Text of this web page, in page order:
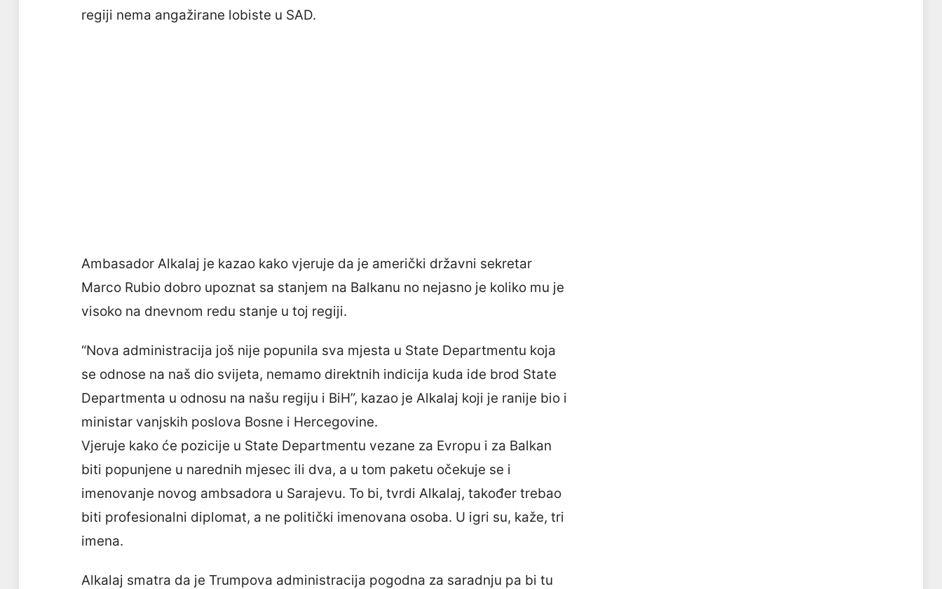
regiji nema angažirane lobiste u SAD.
Ambasador Alkalaj je kazao kako vjeruje da je američki državni sekretar
Marco Rubio dobro upoznat sa stanjem na Balkanu no nejasno je koliko mu je
visoko na dnevnom redu stanje u toj regiji.
“Nova administracija još nije popunila sva mjesta u State Departmentu koja
se odnose na naš dio svijeta, nemamo direktnih indicija kuda ide brod State
Departmenta u odnosu na našu regiju i BiH”, kazao je Alkalaj koji je ranije bio i
ministar vanjskih poslova Bosne i Hercegovine.
Vjeruje kako će pozicije u State Departmentu vezane za Evropu i za Balkan
biti popunjene u narednih mjesec ili dva, a u tom paketu očekuje se i
imenovanje novog ambsadora u Sarajevu. To bi, tvrdi Alkalaj, također trebao
biti profesionalni diplomat, a ne politički imenovana osoba. U igri su, kaže, tri
imena.
Alkalaj smatra da je Trumpova administracija pogodna za saradnju pa bi tu